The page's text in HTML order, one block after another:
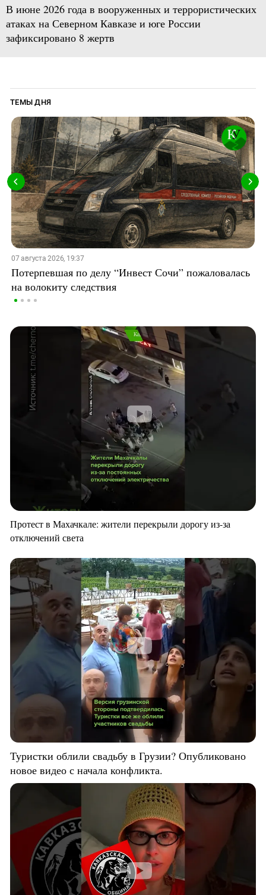
В июне 2026 года в вооруженных и террористических
атаках на Северном Кавказе и юге России
зафиксировано 8 жертв
ТЕМЫ ДНЯ
07 августа 2026, 19:37
Потерпевшая по делу “Инвест Сочи” пожаловалась
на волокиту следствия
Протест в Махачкале: жители перекрыли дорогу из-за
отключений света
Туристки облили свадьбу в Грузии? Опубликовано
новое видео с начала конфликта.